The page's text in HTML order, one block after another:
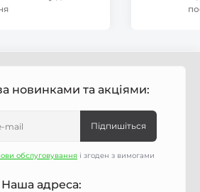
новинками та акціями:
Підпишіться
обслуговування і згоден з вимогами
Наша адреса: